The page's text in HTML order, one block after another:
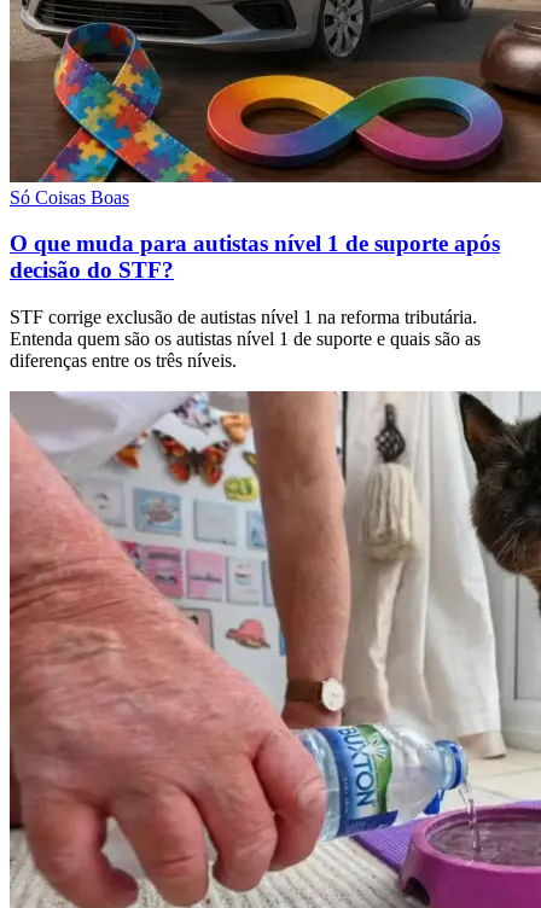
Só Coisas Boas
O que muda para autistas nível 1 de suporte após
decisão do STF?
STF corrige exclusão de autistas nível 1 na reforma tributária.
Entenda quem são os autistas nível 1 de suporte e quais são as
diferenças entre os três níveis.